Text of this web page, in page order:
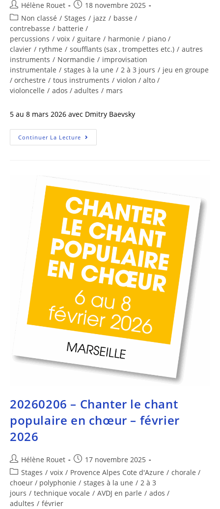
Hélène Rouet
18 novembre 2025
Non classé / Stages / jazz / basse /
contrebasse / batterie /
percussions / voix / guitare / harmonie / piano /
clavier / rythme / soufflants (sax , trompettes etc.) / autres
instruments / Normandie / improvisation
instrumentale / stages à la une / 2 à 3 jours / jeu en groupe
/ orchestre / tous instruments / violon / alto /
violoncelle / ados / adultes / mars
5 au 8 mars 2026 avec Dmitry Baevsky
Continuer La Lecture
20260206 – Chanter le chant
populaire en chœur – février
2026
Hélène Rouet
17 novembre 2025
Stages / voix / Provence Alpes Cote d'Azure / chorale /
choeur / polyphonie / stages à la une / 2 à 3
jours / technique vocale / AVDJ en parle / ados /
adultes / février